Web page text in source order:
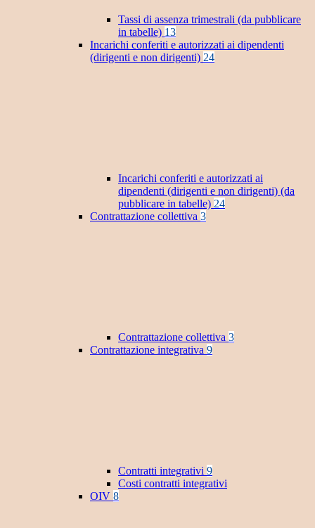
Tassi di assenza trimestrali (da pubblicare
in tabelle) 13
Incarichi conferiti e autorizzati ai dipendenti
(dirigenti e non dirigenti) 24
Incarichi conferiti e autorizzati ai
dipendenti (dirigenti e non dirigenti) (da
pubblicare in tabelle) 24
Contrattazione collettiva 3
Contrattazione collettiva 3
Contrattazione integrativa 9
Contratti integrativi 9
Costi contratti integrativi
OIV 8